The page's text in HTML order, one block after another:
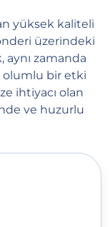
yüksek kaliteli
üzerindeki
aynı zamanda
olumlu bir etki
ihtiyacı olan
ve huzurlu